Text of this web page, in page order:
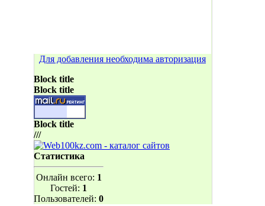
Для добавления необходима авторизация
Block title
Block title
Block title
///
Статистика
Онлайн всего: 1
Гостей: 1
Пользователей: 0